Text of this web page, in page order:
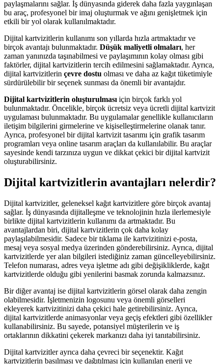
paylaşmalarını sağlar. İş dünyasında giderek daha fazla yaygınlaşan
bu araç, profesyonel bir imaj oluşturmak ve ağını genişletmek için
etkili bir yol olarak kullanılmaktadır.
Dijital kartvizitlerin kullanımı son yıllarda hızla artmaktadır ve
birçok avantajı bulunmaktadır. Düşük maliyetli olmaları, her
zaman yanınızda taşınabilmesi ve paylaşımının kolay olması gibi
faktörler, dijital kartvizitlerin tercih edilmesini sağlamaktadır. Ayrıca,
dijital kartvizitlerin çevre dostu olması ve daha az kağıt tüketimiyle
sürdürülebilir bir seçenek sunması da önemli bir avantajdır.
Dijital kartvizitlerin oluşturulması için birçok farklı yol
bulunmaktadır. Öncelikle, birçok ücretsiz veya ücretli dijital kartvizit
uygulaması bulunmaktadır. Bu uygulamalar genellikle kullanıcıların
iletişim bilgilerini girmelerine ve kişiselleştirmelerine olanak tanır.
Ayrıca, profesyonel bir dijital kartvizit tasarımı için grafik tasarım
programları veya online tasarım araçları da kullanılabilir. Bu araçlar
sayesinde kendi tarzınıza uygun ve dikkat çekici bir dijital kartvizit
oluşturabilirsiniz.
Dijital kartvizitlerin avantajları nelerdir?
Dijital kartvizitler, geleneksel kağıt kartvizitlere göre birçok avantaj
sağlar. İş dünyasında dijitalleşme ve teknolojinin hızla ilerlemesiyle
birlikte dijital kartvizitlerin kullanımı da artmaktadır. Bu
avantajlardan biri, dijital kartvizitlerin çok daha kolay
paylaşılabilmesidir. Sadece bir tıklama ile kartvizitinizi e-posta,
mesaj veya sosyal medya üzerinden gönderebilirsiniz. Ayrıca, dijital
kartvizitlerde yer alan bilgileri istediğiniz zaman güncelleyebilirsiniz.
Telefon numarası, adres veya işletme adı gibi değişikliklerde, kağıt
kartvizitlerde olduğu gibi yenilerini basmak zorunda kalmazsınız.
Bir diğer avantaj ise dijital kartvizitlerin görsel olarak daha zengin
olabilmesidir. İşletmenizin logosunu veya önemli görselleri
ekleyerek kartvizitinizi daha çekici hale getirebilirsiniz. Ayrıca,
dijital kartvizitlerde animasyonlar veya geçiş efektleri gibi özellikler
kullanabilirsiniz. Bu sayede, potansiyel müşterilerin ve iş
ortaklarının dikkatini çekerek markanızı daha iyi tanıtabilirsiniz.
Dijital kartvizitler ayrıca daha çevreci bir seçenektir. Kağıt
kartvizitlerin basılması ve dağıtılması için kullanılan enerji ve